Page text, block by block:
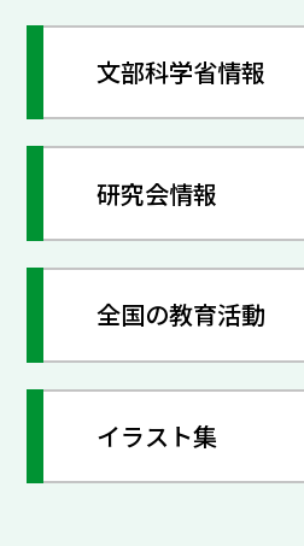
文部科学省情報
研究会情報
全国の教育活動
イラスト集